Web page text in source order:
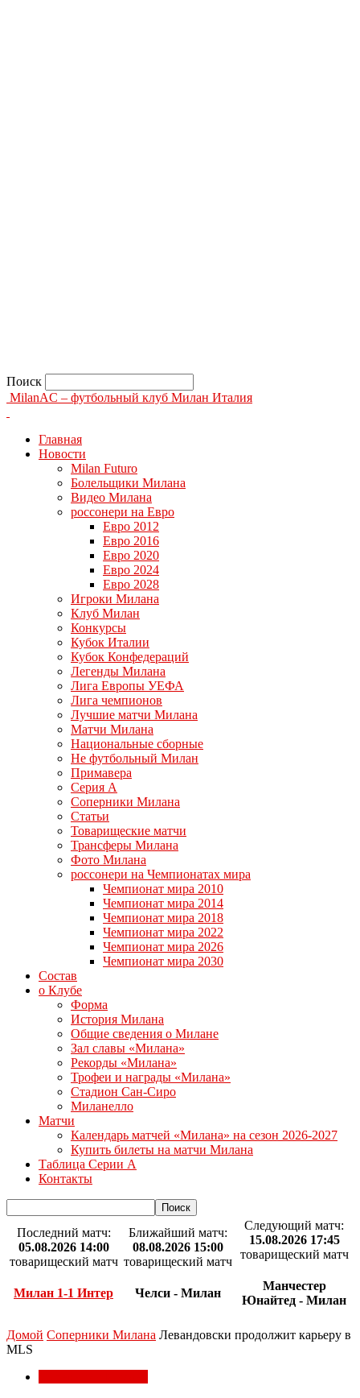
Поиск
MilanAC – футбольный клуб Милан Италия
Главная
Новости
Milan Futuro
Болельщики Милана
Видео Милана
россонери на Евро
Евро 2012
Евро 2016
Евро 2020
Евро 2024
Евро 2028
Игроки Милана
Клуб Милан
Конкурсы
Кубок Италии
Кубок Конфедераций
Легенды Милана
Лига Европы УЕФА
Лига чемпионов
Лучшие матчи Милана
Матчи Милана
Национальные сборные
Не футбольный Милан
Примавера
Серия А
Соперники Милана
Статьи
Товарищеские матчи
Трансферы Милана
Фото Милана
россонери на Чемпионатах мира
Чемпионат мира 2010
Чемпионат мира 2014
Чемпионат мира 2018
Чемпионат мира 2022
Чемпионат мира 2026
Чемпионат мира 2030
Состав
о Клубе
Форма
История Милана
Общие сведения о Милане
Зал славы «Милана»
Рекорды «Милана»
Трофеи и награды «Милана»
Стадион Сан-Сиро
Миланелло
Матчи
Календарь матчей «Милана» на сезон 2026-2027
Купить билеты на матчи Милана
Таблица Серии А
Контакты
Последний матч:
05.08.2026 14:00
товарищеский матч
Милан 1-1 Интер
Ближайший матч:
08.08.2026 15:00
товарищеский матч
Челси - Милан
Следующий матч:
15.08.2026 17:45
товарищеский матч
Манчестер
Юнайтед - Милан
Домой Соперники Милана Левандовски продолжит карьеру в
MLS